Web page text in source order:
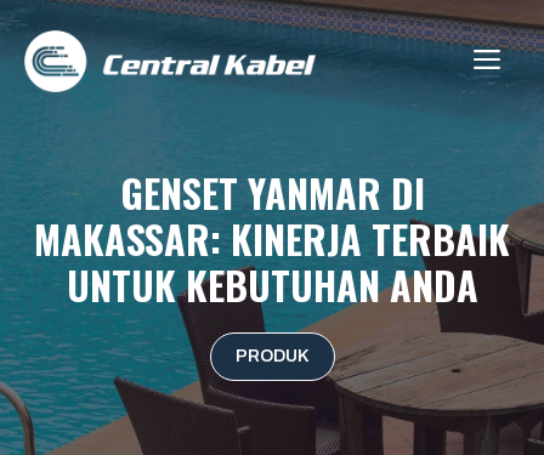
Skip
content
GENSET YANMAR DI
MAKASSAR: KINERJA TERBAIK
UNTUK KEBUTUHAN ANDA
PRODUK